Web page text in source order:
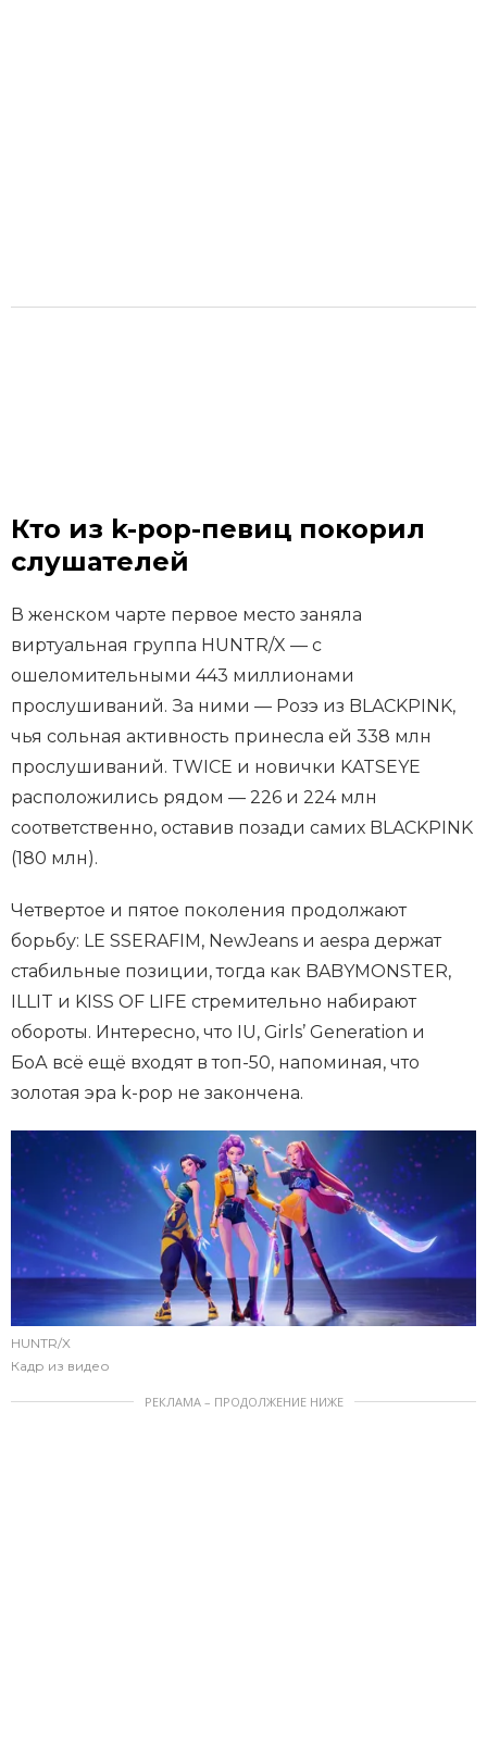
Кто из k-pop-певиц покорил
слушателей
В женском чарте первое место заняла
виртуальная группа HUNTR/X — с
ошеломительными 443 миллионами
прослушиваний. За ними — Розэ из BLACKPINK,
чья сольная активность принесла ей 338 млн
прослушиваний. TWICE и новички KATSEYE
расположились рядом — 226 и 224 млн
соответственно, оставив позади самих BLACKPINK
(180 млн).
Четвертое и пятое поколения продолжают
борьбу: LE SSERAFIM, NewJeans и aespa держат
стабильные позиции, тогда как BABYMONSTER,
ILLIT и KISS OF LIFE стремительно набирают
обороты. Интересно, что IU, Girls’ Generation и
БоА всё ещё входят в топ-50, напоминая, что
золотая эра k-pop не закончена.
HUNTR/X
Кадр из видео
РЕКЛАМА – ПРОДОЛЖЕНИЕ НИЖЕ